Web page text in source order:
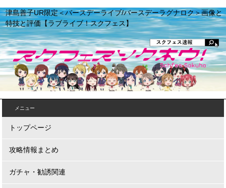
津島善子UR限定＜バースデーライブ/バースデーラグナロク＞画像と
特技と評価【ラブライブ！スクフェス】
メニュー
トップページ
攻略情報まとめ
ガチャ・勧誘関連